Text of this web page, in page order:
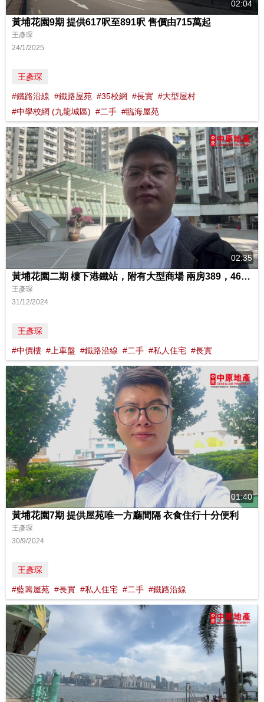
02:04
黃埔花園9期 提供617呎至891呎 售價由715萬起
王彥琛
24/1/2025
王彥琛
#鐵路沿線 #鐵路屋苑 #35校網 #長實 #大型屋村
#中學校網 (九龍城區) #二手 #臨海屋苑
02:35
黃埔花園二期 樓下港鐵站，附有大型商場 兩房389，466呎
王彥琛
31/12/2024
王彥琛
#中價樓 #上車盤 #鐵路沿線 #二手 #私人住宅 #長實
01:40
黃埔花園7期 提供屋苑唯一方廳間隔 衣食住行十分便利
王彥琛
30/9/2024
王彥琛
#藍籌屋苑 #長實 #私人住宅 #二手 #鐵路沿線